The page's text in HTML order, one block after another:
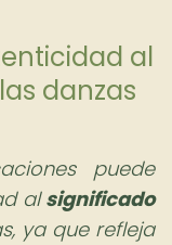
al
danzas
puede
alsignificado
ya que refleja